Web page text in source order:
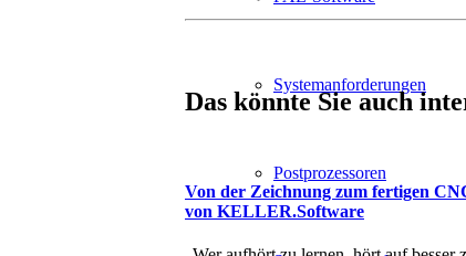
Systemanforderungen
Postprozessoren
Das könnte Sie auch
Von der Zeichnung zum fertigen
von KELLER.Software